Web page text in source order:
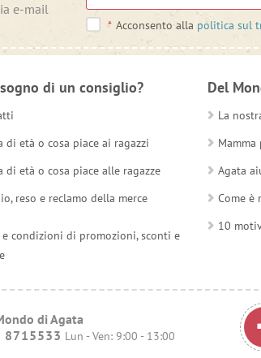
e-mail
* Acconsento alla politica sul
di un consiglio?
di età o cosa piace ai ragazzi
di età o cosa piace alle ragazze
reso e reclamo della merce
e condizioni di promozioni, sconti e
Del
La
Mamma
Agata
Come è
10
di Agata
8715533 Lun - Ven: 9:00 - 13:00